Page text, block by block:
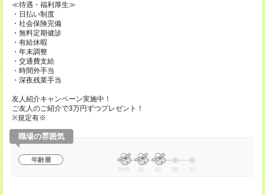
≪待遇・福利厚生≫
・日払い制度
・社会保険完備
・無料定期健診
・有給休暇
・年末調整
・交通費支給
・時間外手当
・深夜残業手当
友人紹介キャンペーン実施中！
ご友人のご紹介で3万円ずつプレゼント！
※規定有※
職場の雰囲気
年齢層
20代 30 40 50 60